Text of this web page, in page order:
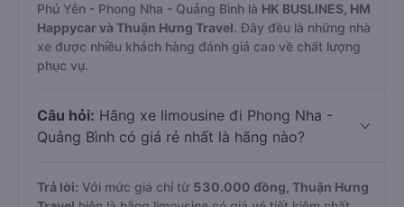
Phú Yên - Phong Nha - Quảng Bình là HK BUSLINES, HM
Happycar và Thuận Hưng Travel. Đây đều là những nhà
xe được nhiều khách hàng đánh giá cao về chất lượng
phục vụ.
Câu hỏi: Hãng xe limousine đi Phong Nha -
Quảng Bình có giá rẻ nhất là hãng nào?
Trả lời: Với mức giá chỉ từ 530.000 đồng, Thuận Hưng